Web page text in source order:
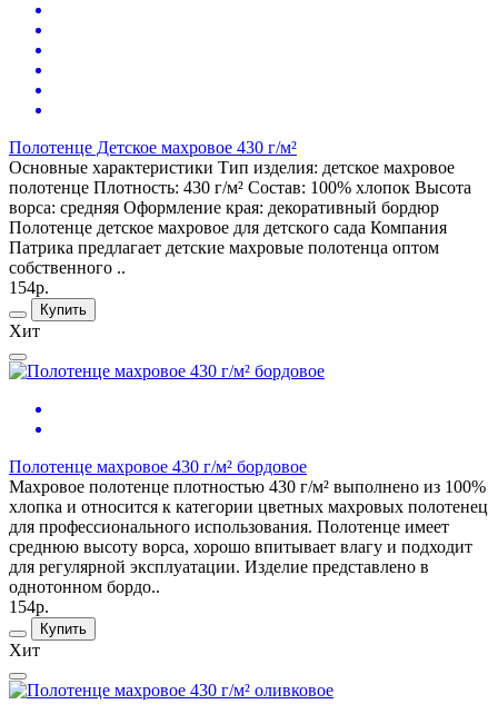
Полотенце Детское махровое 430 г/м²
Основные характеристики Тип изделия: детское махровое
полотенце Плотность: 430 г/м² Состав: 100% хлопок Высота
ворса: средняя Оформление края: декоративный бордюр
Полотенце детское махровое для детского сада Компания
Патрика предлагает детские махровые полотенца оптом
собственного ..
154р.
Купить
Хит
Полотенце махровое 430 г/м² бордовое
Махровое полотенце плотностью 430 г/м² выполнено из 100%
хлопка и относится к категории цветных махровых полотенец
для профессионального использования. Полотенце имеет
среднюю высоту ворса, хорошо впитывает влагу и подходит
для регулярной эксплуатации. Изделие представлено в
однотонном бордо..
154р.
Купить
Хит